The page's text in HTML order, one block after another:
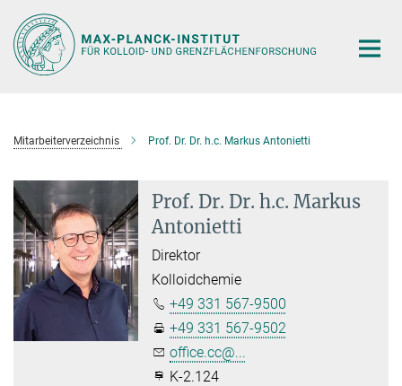
Hauptinhalt
Mitarbeiterverzeichnis Prof. Dr. Dr. h.c. Markus Antonietti
Prof. Dr. Dr. h.c. Markus
Antonietti
Direktor
Kolloidchemie
+49 331 567-9500
+49 331 567-9502
office.cc@...
K-2.124